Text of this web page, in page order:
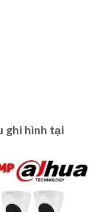
ghi hình tại